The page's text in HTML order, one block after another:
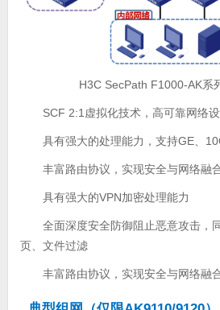
H3C SecPath F1000-AK系
SCF 2:1虚拟化技术，高可靠网络
具有强大的处理能力，支持GE、
丰富路由协议，实现安全与网络融
具有强大的VPN加密处理能力
全面深度安全防御阻止恶意攻击，
页、文件过滤
丰富路由协议，实现安全与网络融